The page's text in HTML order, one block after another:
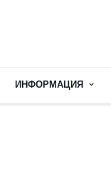
ИНФОРМАЦИЯ